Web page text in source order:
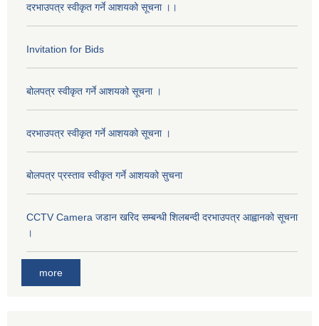
दरभाउपत्र स्वीकृत गर्ने आशयको सूचना ।।
Invitation for Bids
बोलपत्र स्वीकृत गर्ने आशयको सूचना ।
दरभाउपत्र स्वीकृत गर्ने आशयको सूचना ।
बोलपत्र प्रस्ताव स्वीकृत गर्ने आशयको सुचना
CCTV Camera जडान खरिद सम्बन्धी शिलबन्दी दरभाउपत्र आह्वानको सूचना
।
more